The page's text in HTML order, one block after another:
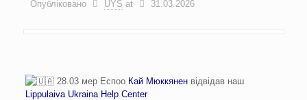
Опубліковано UYS at 31.03.2026
28.03 мер Еспоо Кай Мюккянен відвідав наш
Lippulaiva Ukraina Help Center